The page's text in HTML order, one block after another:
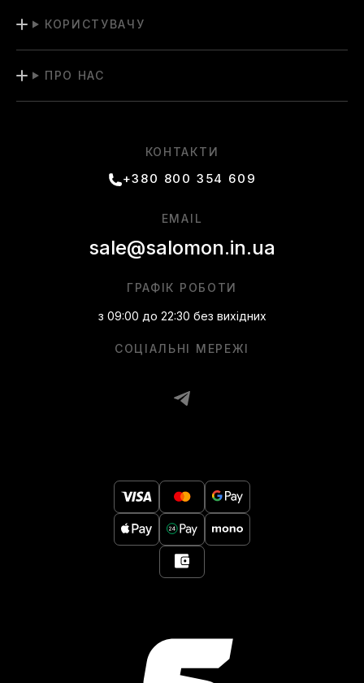
КОРИСТУВАЧУ
ПРО НАС
КОНТАКТИ
+380 800 354 609
СОЦІАЛЬНІ МЕРЕЖІ
ГРАФІК РОБОТИ
з 09:00 до 22:30 без вихідних
EMAIL
sale@salomon.in.ua